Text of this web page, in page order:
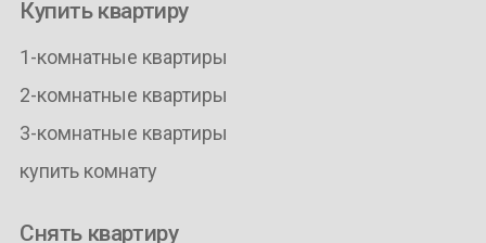
Купить квартиру
1-комнатные квартиры
2-комнатные квартиры
3-комнатные квартиры
купить комнату
Снять квартиру